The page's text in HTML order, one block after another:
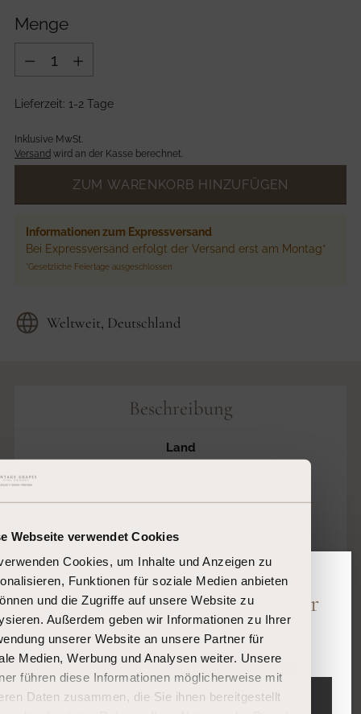
Webseite verwendet Cookies
Cookies, um Inhalte und Anzeigen zu
Funktionen für soziale Medien anbieten
und die Zugriffe auf unsere Website zu
Außerdem geben wir Informationen zu Ihrer
unserer Website an unsere Partner für
Medien, Werbung und Analysen weiter. Unsere
führen diese Informationen möglicherweise mit
Daten zusammen, die Sie ihnen bereitgestellt
Bitte bestätigen Sie Ihr Alter
Sind Sie 18 Jahre oder älter?
EINTRETEN
Menge
Menge
Lieferzeit: 1-2 Tage
Inklusive MwSt.
Versand wird an der Kasse berechnet.
ZUM WARENKORB HINZUFÜGEN
Informationen zum Expressversand
Bei Expressversand erfolgt der Versand erst am Montag*
*Gesetzliche Feiertage ausgeschlossen
Weltweit, Deutschland
legen
Beschreibung
Land
Kennzeichnung
WELTWEIT, DEUTSCHLAND 🇩🇪